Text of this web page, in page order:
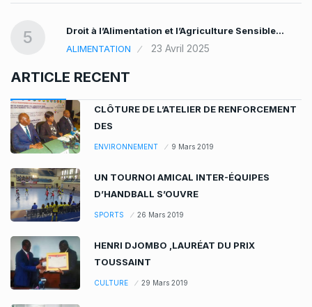
5
Droit à l’Alimentation et l’Agriculture Sensible…
ALIMENTATION
23 Avril 2025
ARTICLE RECENT
CLÔTURE DE L’ATELIER DE RENFORCEMENT
DES
ENVIRONNEMENT 9 Mars 2019
UN TOURNOI AMICAL INTER-ÉQUIPES
D’HANDBALL S’OUVRE
SPORTS 26 Mars 2019
HENRI DJOMBO ,LAURÉAT DU PRIX
TOUSSAINT
CULTURE 29 Mars 2019